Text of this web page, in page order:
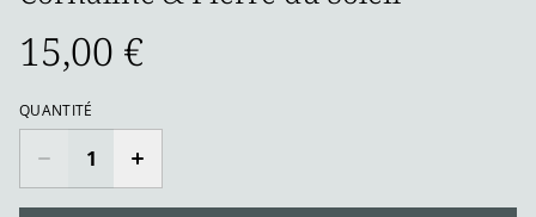
15,00 €
QUANTITÉ